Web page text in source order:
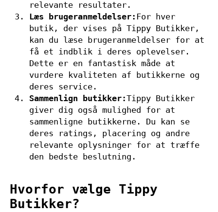
relevante resultater.
Læs brugeranmeldelser: For hver
butik, der vises på Tippy Butikker,
kan du læse brugeranmeldelser for at
få et indblik i deres oplevelser.
Dette er en fantastisk måde at
vurdere kvaliteten af butikkerne og
deres service.
Sammenlign butikker:Tippy Butikker
giver dig også mulighed for at
sammenligne butikkerne. Du kan se
deres ratings, placering og andre
relevante oplysninger for at træffe
den bedste beslutning.
Hvorfor vælge Tippy
Butikker?